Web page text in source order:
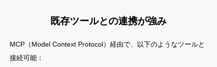
既存ツールとの連携が強み
MCP（Model Context Protocol）経由で、以下のようなツールと
接続可能：